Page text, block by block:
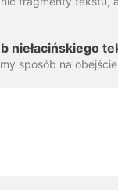
niełacińskiego